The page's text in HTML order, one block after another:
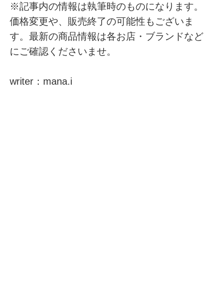
※記事内の情報は執筆時のものになります。
価格変更や、販売終了の可能性もございま
す。最新の商品情報は各お店・ブランドなど
にご確認くださいませ。
writer：mana.i